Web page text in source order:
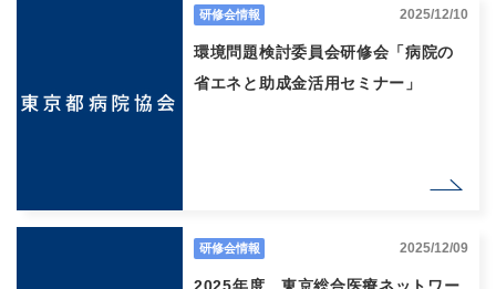
研修会情報 2025/12/10
環境問題検討委員会研修会「病院の
省エネと助成金活用セミナー」
研修会情報 2025/12/09